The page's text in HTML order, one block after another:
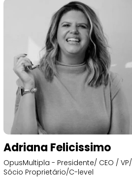
Adriana Felicissimo
OpusMultipla - Presidente/ CEO / VP/
Sócio Proprietário/C-level